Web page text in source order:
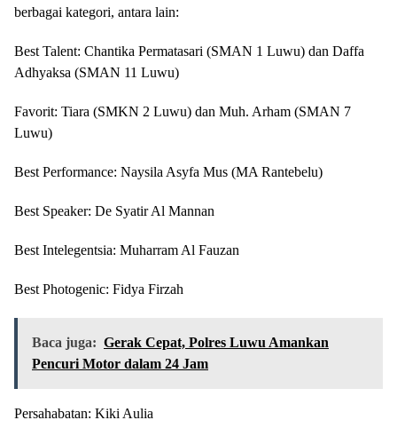
berbagai kategori, antara lain:
Best Talent: Chantika Permatasari (SMAN 1 Luwu) dan Daffa
Adhyaksa (SMAN 11 Luwu)
Favorit: Tiara (SMKN 2 Luwu) dan Muh. Arham (SMAN 7
Luwu)
Best Performance: Naysila Asyfa Mus (MA Rantebelu)
Best Speaker: De Syatir Al Mannan
Best Intelegentsia: Muharram Al Fauzan
Best Photogenic: Fidya Firzah
Baca juga: Gerak Cepat, Polres Luwu Amankan
Pencuri Motor dalam 24 Jam
Persahabatan: Kiki Aulia